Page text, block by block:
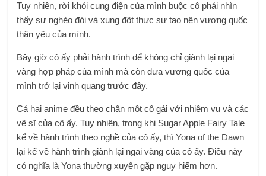
Tuy nhiên, rời khỏi cung điện của mình buộc cô phải nhìn
thấy sự nghèo đói và xung đột thực sự tạo nên vương quốc
thân yêu của mình.
Bây giờ cô ấy phải hành trình để không chỉ giành lại ngai
vàng hợp pháp của mình mà còn đưa vương quốc của
mình trở lại vinh quang trước đây.
Cả hai anime đều theo chân một cô gái với nhiệm vụ và các
vệ sĩ của cô ấy. Tuy nhiên, trong khi Sugar Apple Fairy Tale
kể về hành trình theo nghề của cô ấy, thì Yona of the Dawn
lại kể về hành trình giành lại ngai vàng của cô ấy. Điều này
có nghĩa là Yona thường xuyên gặp nguy hiểm hơn.